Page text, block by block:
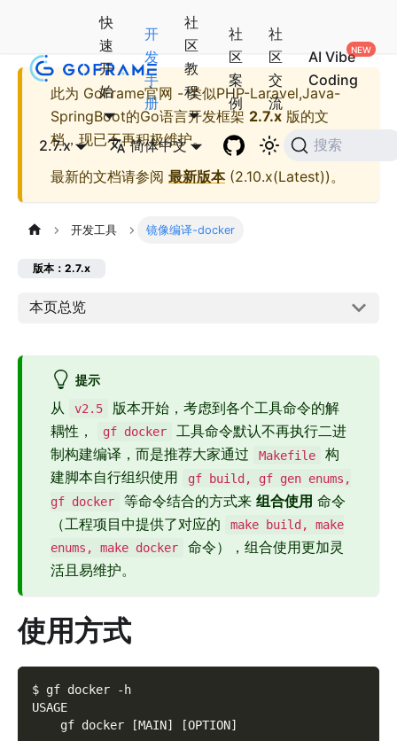
快
速
开
始
开
发
手
册
社
区
教
程
社
区
案
例
社
区
交
流
AI Vibe
Coding
2.7.x 简体中文 搜索
此为 GoFrame官网 - 类似PHP-Laravel,Java-
SpringBoot的Go语言开发框架 2.7.x 版的文
档，现已不再积极维护。
最新的文档请参阅 最新版本(2.10.x(Latest))。
开发工具 镜像编译-docker
版本：2.7.x
本页总览
提示
从 v2.5
版本开始，考虑到各个工具命令的解
耦性，
gf docker
工具命令默认不再执行二进
制构建编译，而是推荐大家通过
Makefile
构
建脚本自行组织使用
gf build, gf gen enums,
gf docker
等命令结合的方式来 组合使用 命令
（工程项目中提供了对应的
make build, make
enums, make docker
命令），组合使用更加灵
活且易维护。
使用方式
$ gf docker -h
USAGE
    gf docker [MAIN] [OPTION]